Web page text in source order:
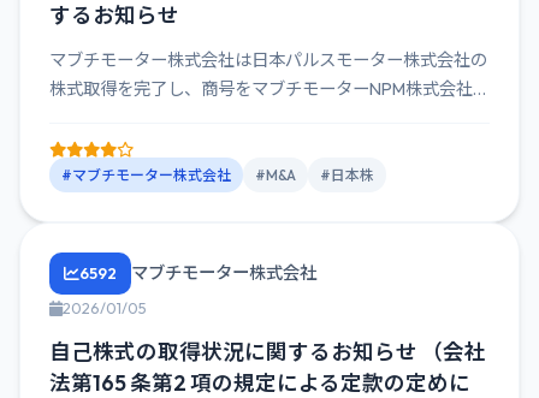
するお知らせ
マブチモーター株式会社は日本パルスモーター株式会社の
株式取得を完了し、商号をマブチモーターNPM株式会社に
#マブチモーター株式会社 #M&A #日本株
6592 マブチモーター株式会社
2026/01/05
自己株式の取得状況に関するお知らせ （会社
法第165 条第2 項の規定による定款の定めに